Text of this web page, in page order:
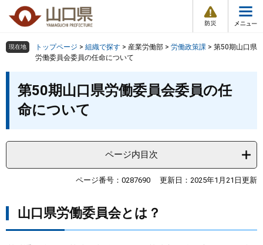
の
頭
ー
飛
情
報
メ
ュ
組織で探す
教育・文化・スポーツ
検索の仕方 組織で探す サイトマップで探す
現在地 トップページ > 組織で探す > 産業労働部 > 労働政策課 > 第50期山口県
労働委員会委員の任命について
第50期山口県労働委員会委員の任
命について
ページ内目次
ページ番号：0287690 更新日：2025年1月21日更新
山口県労働委員会とは？